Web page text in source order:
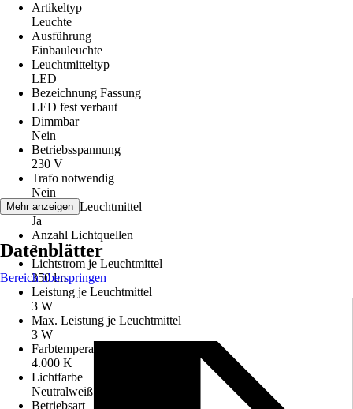
Artikeltyp
Leuchte
Ausführung
Einbauleuchte
Leuchtmitteltyp
LED
Bezeichnung Fassung
LED fest verbaut
Dimmbar
Nein
Betriebsspannung
230 V
Trafo notwendig
Nein
inklusive Leuchtmittel
Ja
Anzahl Lichtquellen
3
Lichtstrom je Leuchtmittel
350 lm
Leistung je Leuchtmittel
3 W
Max. Leistung je Leuchtmittel
3 W
Farbtemperatur
4.000 K
Lichtfarbe
Neutralweiß
Betriebsart
Mehr anzeigen
Datenblätter
Bereich überspringen